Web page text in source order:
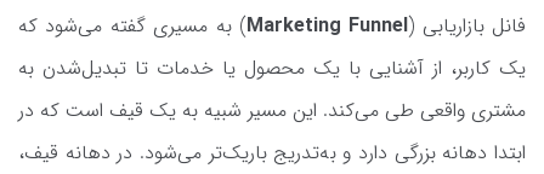
فانل بازاریابی (Marketing Funnel) به مسیری گفته می‌شود که
یک کاربر، از آشنایی با یک محصول یا خدمات تا تبدیل‌شدن به
مشتری واقعی طی می‌کند. این مسیر شبیه به یک قیف است که در
ابتدا دهانه‌ بزرگی دارد و به‌تدریج باریک‌تر می‌شود. در دهانه‌ قیف،